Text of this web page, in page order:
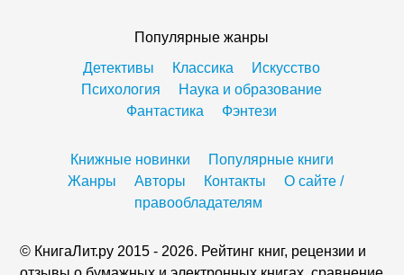
Популярные жанры
Детективы
Классика
Искусство
Психология
Наука и образование
Фантастика
Фэнтези
Книжные новинки
Популярные книги
Жанры
Авторы Контакты
О сайте /
правообладателям
© КнигаЛит.ру 2015 - 2026. Рейтинг книг, рецензии и